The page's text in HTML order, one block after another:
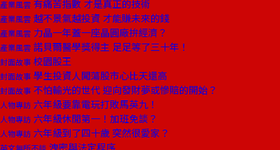
產業風雲 有痛苦指數 才是真正的技術
產業風雲 越不景氣越投資 才能賺未來的錢
產業風雲 力晶一年蓋一座晶圓廠拚經濟？
產業風雲 諾貝爾醫學獎得主 足足等了三十年！
封面故事 校園股王
封面故事 學生投資人闖蕩股市心比天還高
封面故事 不怕輸光的世代 迎向發財夢或慘賠的開始？
人物專訪 六年級要靠電玩打敗馬英九！
人物專訪 六年級休閒第一！加班免談？
人物專訪 六年級到了四十歲 突然很愛家？
洩密與法定程序